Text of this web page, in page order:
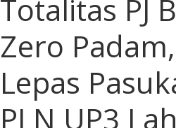
Lahat
Kawal
Road
To
Padam,
Farid
Kembali
Totalitas PJ
Zero
Lepas
PLN UP3